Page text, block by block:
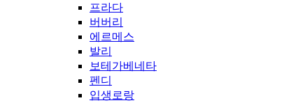
프라다
버버리
에르메스
발리
보테가베네타
펜디
입생로랑